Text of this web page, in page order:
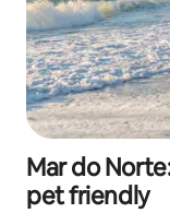
Mar do
pet friendly